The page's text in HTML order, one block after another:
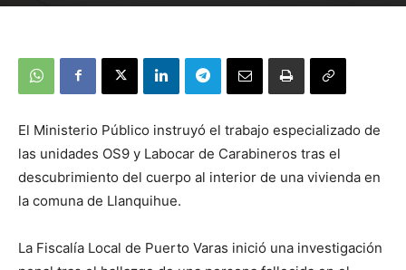
El Ministerio Público instruyó el trabajo especializado de
las unidades OS9 y Labocar de Carabineros tras el
descubrimiento del cuerpo al interior de una vivienda en
la comuna de Llanquihue.
La Fiscalía Local de Puerto Varas inició una investigación